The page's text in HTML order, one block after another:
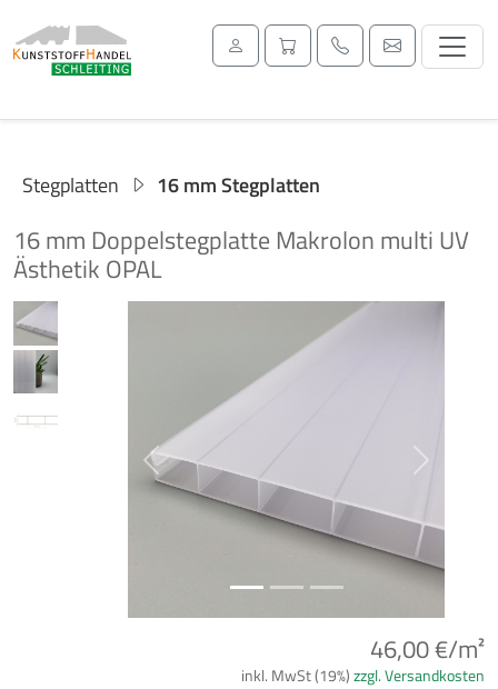
Stegplatten 16 mm Stegplatten
16 mm Doppelstegplatte Makrolon multi UV
Ästhetik OPAL
Previous Next
46,00 €/m²
inkl. MwSt (19%)zzgl. Versandkosten